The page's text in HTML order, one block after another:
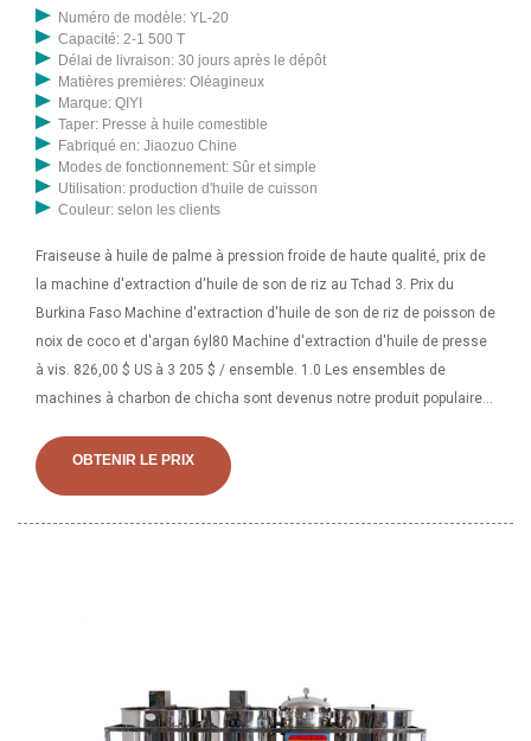
Numéro de modèle: YL-20
Capacité: 2-1 500 T
Délai de livraison: 30 jours après le dépôt
Matières premières: Oléagineux
Marque: QIYI
Taper: Presse à huile comestible
Fabriqué en: Jiaozuo Chine
Modes de fonctionnement: Sûr et simple
Utilisation: production d'huile de cuisson
Couleur: selon les clients
Fraiseuse à huile de palme à pression froide de haute qualité, prix de
la machine d'extraction d'huile de son de riz au Tchad 3. Prix du
Burkina Faso Machine d'extraction d'huile de son de riz de poisson de
noix de coco et d'argan 6yl80 Machine d'extraction d'huile de presse
à vis. 826,00 $ US à 3 205 $ / ensemble. 1.0 Les ensembles de
machines à charbon de chicha sont devenus notre produit populaire
conception 2023. Machine d'extraction d'huile de graine de presse à
huile de machine d'huile de son de riz 220V prix du Burkina Faso prix
OBTENIR LE PRIX